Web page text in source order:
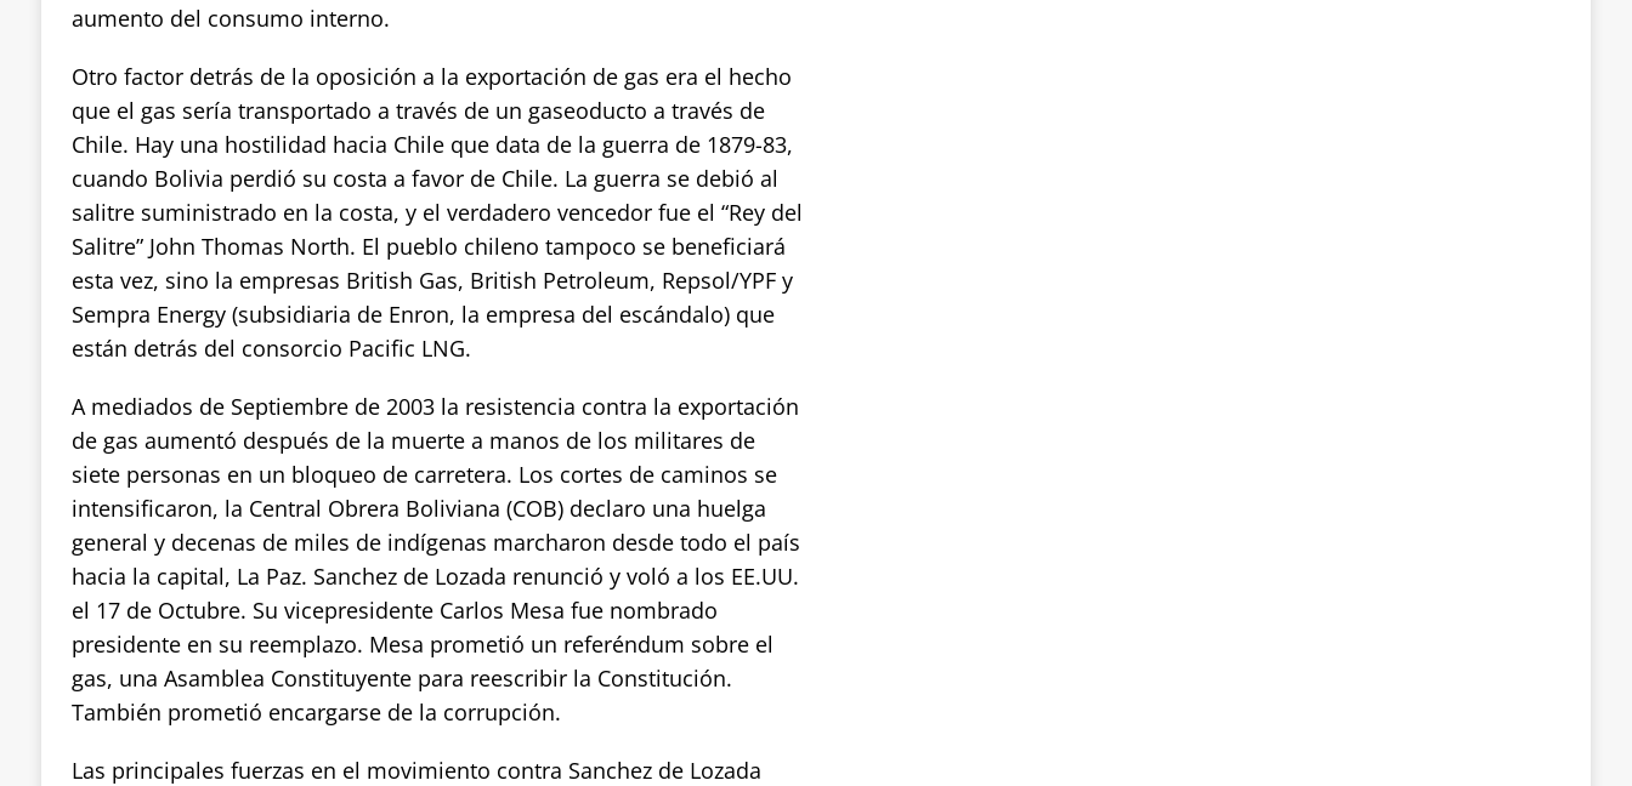
aumento del consumo interno.
Otro factor detrás de la oposición a la exportación de gas era el hecho
que el gas sería transportado a través de un gaseoducto a través de
Chile. Hay una hostilidad hacia Chile que data de la guerra de 1879-83,
cuando Bolivia perdió su costa a favor de Chile. La guerra se debió al
salitre suministrado en la costa, y el verdadero vencedor fue el “Rey del
Salitre” John Thomas North. El pueblo chileno tampoco se beneficiará
esta vez, sino la empresas British Gas, British Petroleum, Repsol/YPF y
Sempra Energy (subsidiaria de Enron, la empresa del escándalo) que
están detrás del consorcio Pacific LNG.
A mediados de Septiembre de 2003 la resistencia contra la exportación
de gas aumentó después de la muerte a manos de los militares de
siete personas en un bloqueo de carretera. Los cortes de caminos se
intensificaron, la Central Obrera Boliviana (COB) declaro una huelga
general y decenas de miles de indígenas marcharon desde todo el país
hacia la capital, La Paz. Sanchez de Lozada renunció y voló a los EE.UU.
el 17 de Octubre. Su vicepresidente Carlos Mesa fue nombrado
presidente en su reemplazo. Mesa prometió un referéndum sobre el
gas, una Asamblea Constituyente para reescribir la Constitución.
También prometió encargarse de la corrupción.
Las principales fuerzas en el movimiento contra Sanchez de Lozada